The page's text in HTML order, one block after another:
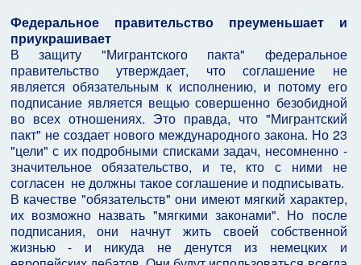
Федеральное правительство преуменьшает и
приукрашивает
В защиту "Мигрантского пакта" федеральное
правительство утверждает, что соглашение не
является обязательным к исполнению, и потому его
подписание является вещью совершенно безобидной
во всех отношениях. Это правда, что "Мигрантский
пакт" не создает нового международного закона. Но 23
"цели" с их подробными списками задач, несомненно -
значительное обязательство, и те, кто с ними не
согласен не должны такое соглашение и подписывать.
В качестве "обязательств" они имеют мягкий характер,
их возможно назвать "мягкими законами". Но после
подписания, они начнут жить своей собственной
жизнью - и никуда не денутся из немецких и